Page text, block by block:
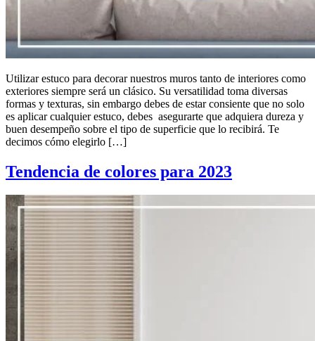
Utilizar estuco para decorar nuestros muros tanto de interiores como
exteriores siempre será un clásico. Su versatilidad toma diversas
formas y texturas, sin embargo debes de estar consiente que no solo
es aplicar cualquier estuco, debes asegurarte que adquiera dureza y
buen desempeño sobre el tipo de superficie que lo recibirá. Te
decimos cómo elegirlo […]
Tendencia de colores para 2023